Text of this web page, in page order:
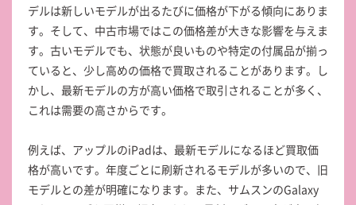
デルは新しいモデルが出るたびに価格が下がる傾向にありま
す。そして、中古市場ではこの価格差が大きな影響を与えま
す。古いモデルでも、状態が良いものや特定の付属品が揃っ
ていると、少し高めの価格で買取されることがあります。し
かし、最新モデルの方が高い価格で取引されることが多く、
これは需要の高さからです。
例えば、アップルのiPadは、最新モデルになるほど買取価
格が高いです。年度ごとに刷新されるモデルが多いので、旧
モデルとの差が明確になります。また、サムスンのGalaxy